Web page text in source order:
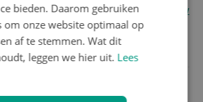
Schrijf eerste review
bieden. Daarom gebruiken
om onze website optimaal op
af te stemmen. Wat dit
leggen we hier uit. Lees